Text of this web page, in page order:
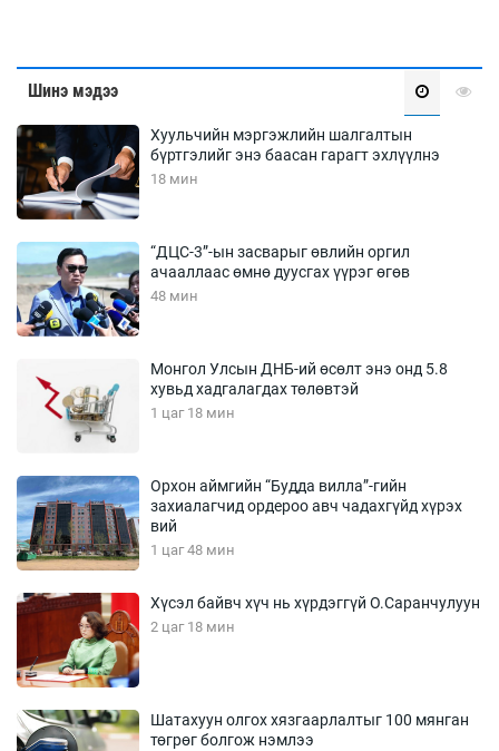
Шинэ мэдээ
Хуульчийн мэргэжлийн шалгалтын
бүртгэлийг энэ баасан гарагт эхлүүлнэ
18 мин
“ДЦС-3”-ын засварыг өвлийн оргил
ачааллаас өмнө дуусгах үүрэг өгөв
48 мин
Монгол Улсын ДНБ-ий өсөлт энэ онд 5.8
хувьд хадгалагдах төлөвтэй
1 цаг 18 мин
Орхон аймгийн “Будда вилла”-гийн
захиалагчид ордероо авч чадахгүйд хүрэх
вий
1 цаг 48 мин
Хүсэл байвч хүч нь хүрдэггүй О.Саранчулуун
2 цаг 18 мин
Шатахуун олгох хязгаарлалтыг 100 мянган
төгрөг болгож нэмлээ